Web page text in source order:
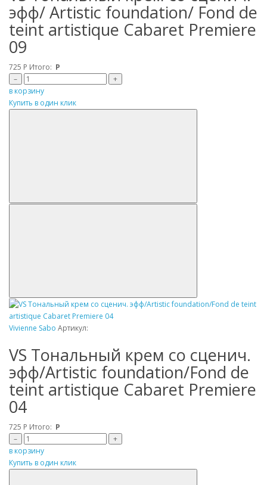
эфф/ Artistic foundation/ Fond de
teint artistique Cabaret Premiere
09
725 Р Итого: Р
–
+
в корзину
Купить в один клик
Vivienne Sabo Артикул:
VS Tональный крем со сценич.
эфф/Artistic foundation/Fond de
teint artistique Cabaret Premiere
04
725 Р Итого: Р
–
+
в корзину
Купить в один клик